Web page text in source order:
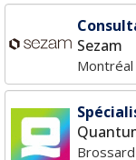
Sezam
Montréal
Brossard